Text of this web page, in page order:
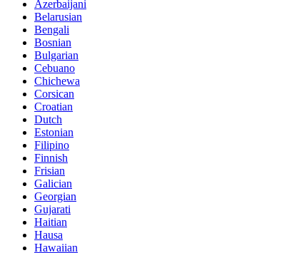
Azerbaijani
Belarusian
Bengali
Bosnian
Bulgarian
Cebuano
Chichewa
Corsican
Croatian
Dutch
Estonian
Filipino
Finnish
Frisian
Galician
Georgian
Gujarati
Haitian
Hausa
Hawaiian